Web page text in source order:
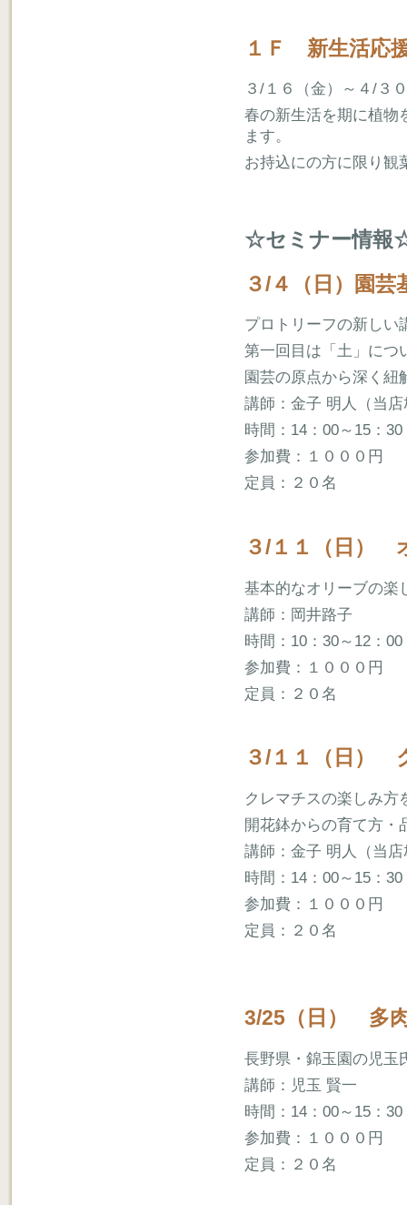
１Ｆ 新生活応
３/１６（金）～４/３
春の新生活を期に植物
ます。
お持込にの方に限り観
☆セミナー情報
３/４（日）園
プロトリーフの新しい
第一回目は「土」につ
園芸の原点から深く紐
講師：金子 明人（当店
時間：14：00～15：30
参加費：１０００円
定員：２０名
３/１１（日）
基本的なオリーブの楽
講師：岡井路子
時間：10：30～12：00
参加費：１０００円
定員：２０名
３/１１（日）
クレマチスの楽しみ方
開花鉢からの育て方・
講師：金子 明人（当店
時間：14：00～15：30
参加費：１０００円
定員：２０名
3/25（日） 多
長野県・錦玉園の児玉
講師：児玉 賢一
時間：14：00～15：30
参加費：１０００円
定員：２０名